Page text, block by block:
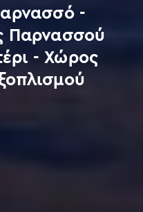
-
Παρνασσού
- Χώρος